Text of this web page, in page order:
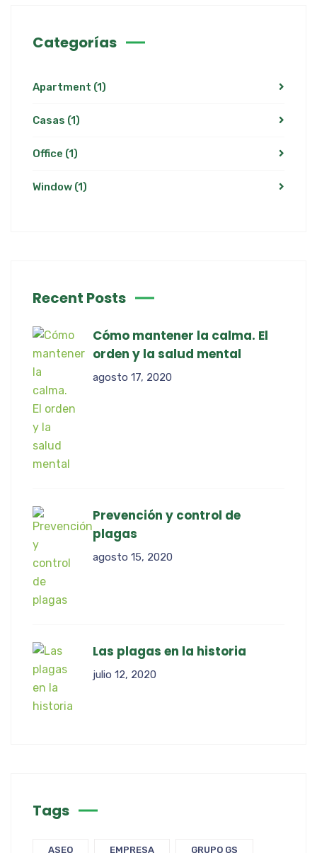
Categorías
Apartment (1)
Casas (1)
Office (1)
Window (1)
Recent Posts
Cómo mantener la calma. El
orden y la salud mental
agosto 17, 2020
Prevención y control de
plagas
agosto 15, 2020
Las plagas en la historia
julio 12, 2020
Tags
ASEO EMPRESA GRUPO GS